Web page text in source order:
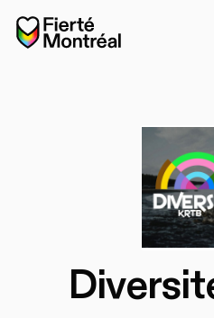
Aller à la navigation
Aller à la navigation
Aller au contenu
Accueil